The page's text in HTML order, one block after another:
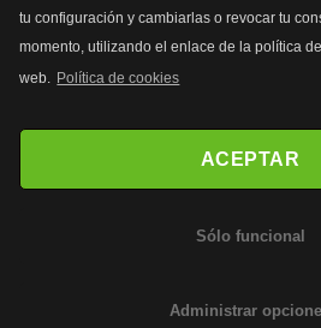
tu configuración y cambiarlas o revocar tu
momento, utilizando el enlace de la política
web. Política de cookies
ACEPTAR
Sólo funcional
Administrar